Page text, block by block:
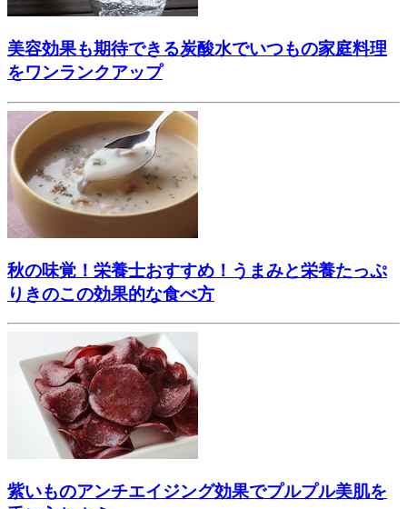
美容効果も期待できる炭酸水でいつもの家庭料理
をワンランクアップ
秋の味覚！栄養士おすすめ！うまみと栄養たっぷ
りきのこの効果的な食べ方
紫いものアンチエイジング効果でプルプル美肌を